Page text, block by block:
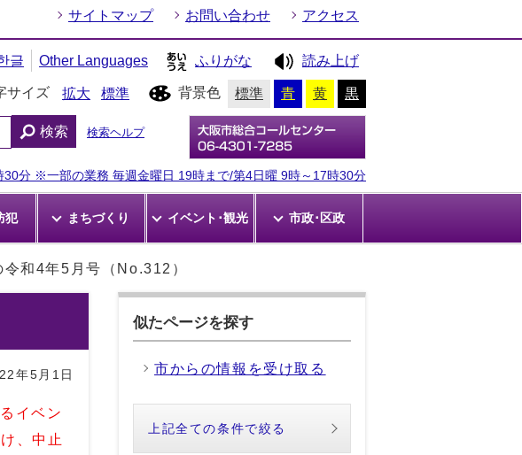
サイトマップ お問い合わせ アクセス
글 Other Languages ふりがな 読み上げ
サイズ 拡大 標準 背景色 標準 青 黄 黒
検索 検索ヘルプ
30分 ※一部の業務 毎週金曜日 19時まで/第4日曜 9時～17時30分
犯 まちづくり イベント･観光 市政･区政
令和4年5月号（No.312）
年5月1日
イベン
、中止
似たページを探す
市からの情報を受け取る
上記全ての条件で絞る